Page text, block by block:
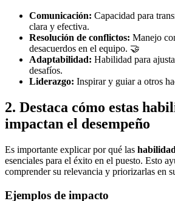
Comunicación: Capacidad para
clara y efectiva.
Resolución de conflictos: Manejo
desacuerdos en el equipo. 🤝
Adaptabilidad: Habilidad para
desafíos.
Liderazgo: Inspirar y guiar a otros
2. Destaca cómo estas
impactan el desempeño
Es importante explicar por qué las
esenciales para el éxito en el puesto. Esto
comprender su relevancia y priorizarlas en
Ejemplos de impacto